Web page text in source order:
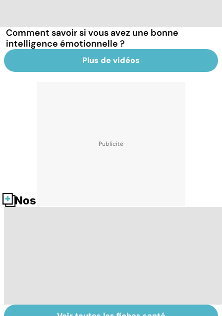
Comment savoir si vous avez une bonne
intelligence émotionnelle ?
Plus de vidéos
Nos fiches santé